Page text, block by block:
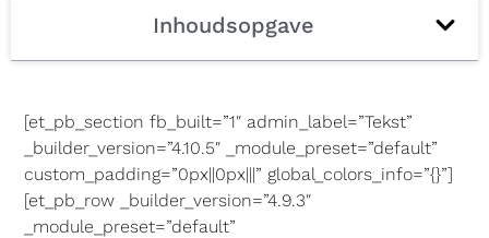
Inhoudsopgave
[et_pb_section fb_built=”1″ admin_label=”Tekst”
_builder_version=”4.10.5″ _module_preset=”default”
custom_padding=”0px||0px|||” global_colors_info=”{}”]
[et_pb_row _builder_version=”4.9.3″
_module_preset=”default”